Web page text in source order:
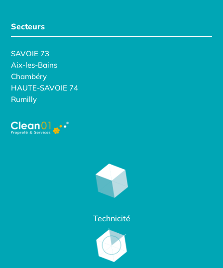
Secteurs
SAVOIE 73
Aix-les-Bains
Chambéry
HAUTE-SAVOIE 74
Rumilly
Technicité